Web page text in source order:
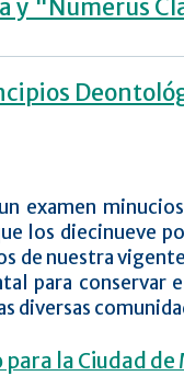
y "Numerus
examen
los diecinueve
de nuestra
para
diversas
la Ciudad